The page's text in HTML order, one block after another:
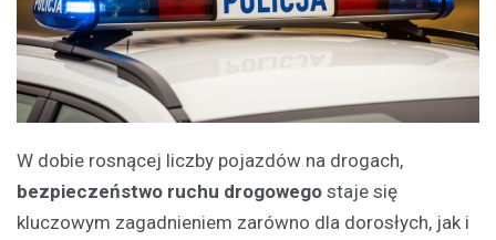
W dobie rosnącej liczby pojazdów na drogach,
bezpieczeństwo ruchu drogowego staje się
kluczowym zagadnieniem zarówno dla dorosłych, jak i